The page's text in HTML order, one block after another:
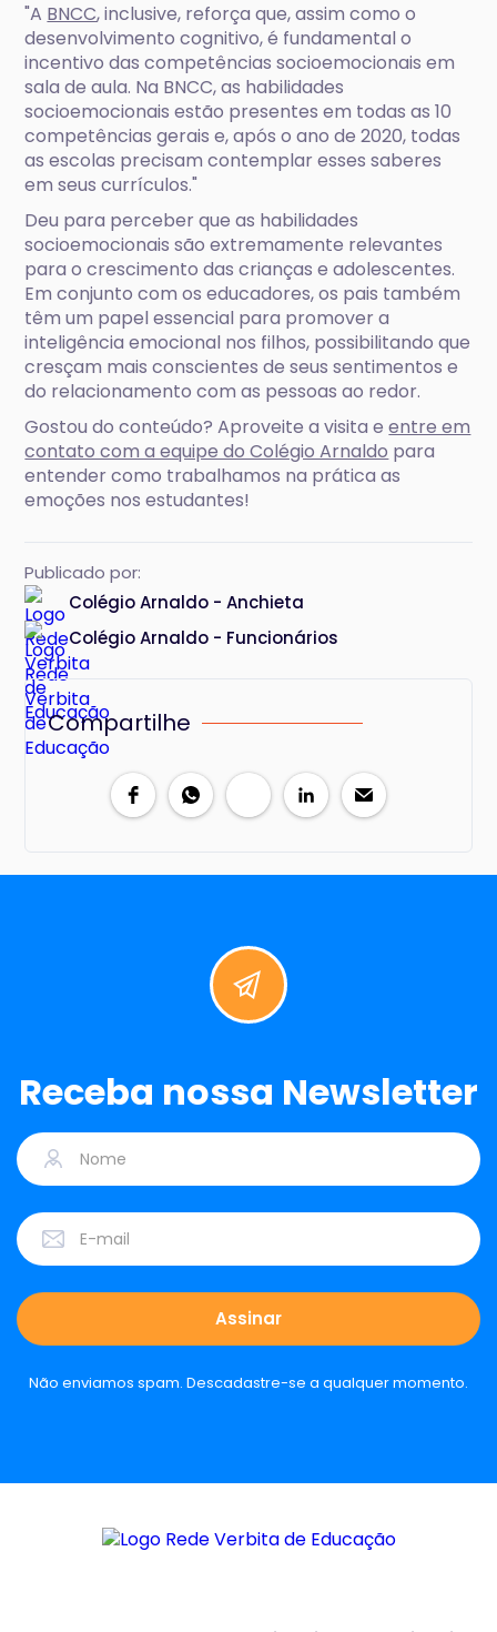
"A BNCC, inclusive, reforça que, assim como o
desenvolvimento cognitivo, é fundamental o
incentivo das competências socioemocionais em
sala de aula. Na BNCC, as habilidades
socioemocionais estão presentes em todas as 10
competências gerais e, após o ano de 2020, todas
as escolas precisam contemplar esses saberes
em seus currículos."
Deu para perceber que as habilidades
socioemocionais são extremamente relevantes
para o crescimento das crianças e adolescentes.
Em conjunto com os educadores, os pais também
têm um papel essencial para promover a
inteligência emocional nos filhos, possibilitando que
cresçam mais conscientes de seus sentimentos e
do relacionamento com as pessoas ao redor.
Gostou do conteúdo? Aproveite a visita eentre em
contato com a equipe do Colégio Arnaldo para
entender como trabalhamos na prática as
emoções nos estudantes!
Publicado por:
Colégio Arnaldo - Anchieta
Colégio Arnaldo - Funcionários
Compartilhe
Receba nossa Newsletter
Não enviamos spam. Descadastre-se a qualquer momento.